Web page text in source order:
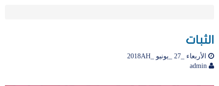
الثبات
الأربعاء _27 _يونيو _2018AH